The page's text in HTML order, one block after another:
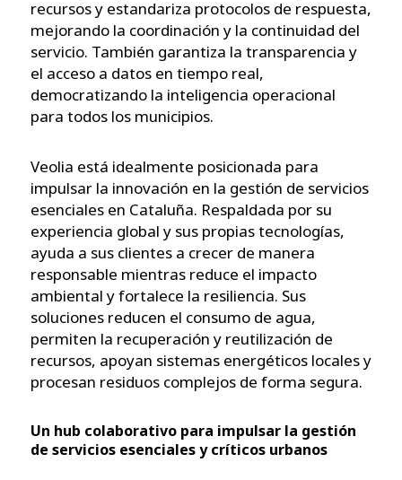
recursos y estandariza protocolos de respuesta,
mejorando la coordinación y la continuidad del
servicio. También garantiza la transparencia y
el acceso a datos en tiempo real,
democratizando la inteligencia operacional
para todos los municipios.
Veolia está idealmente posicionada para
impulsar la innovación en la gestión de servicios
esenciales en Cataluña. Respaldada por su
experiencia global y sus propias tecnologías,
ayuda a sus clientes a crecer de manera
responsable mientras reduce el impacto
ambiental y fortalece la resiliencia. Sus
soluciones reducen el consumo de agua,
permiten la recuperación y reutilización de
recursos, apoyan sistemas energéticos locales y
procesan residuos complejos de forma segura.
Un hub colaborativo para impulsar la gestión
de servicios esenciales y críticos urbanos